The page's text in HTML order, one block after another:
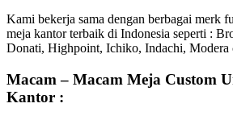
Kami bekerja sama dengan berbagai merk
meja kantor terbaik di Indonesia seperti :
Donati, Highpoint, Ichiko, Indachi, Modera
Macam – Macam Meja Custom
Kantor :